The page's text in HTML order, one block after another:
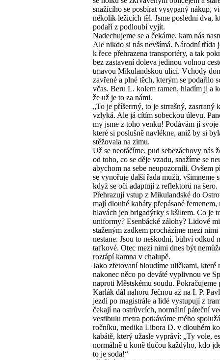
snažícího se posbírat vysypaný nákup,
několik ležících těl. Jsme poslední dva,
podaří z podloubí vyjít.
Nadechujeme se a čekáme, kam nás
Ale nikdo si nás nevšímá. Národní třída
k řece přehrazena transportéry, a tak
bez zastavení doleva jedinou volnou
tmavou Mikulandskou ulicí. Vchody
zavřené a plné těch, kterým se podařilo
včas. Beru L. kolem ramen, hladím ji a
že už je to za námi.
„To je příšerrný, to je strrašný, zasrraný
vzlyká. Ale já cítím sobeckou úlevu.
my jsme z toho venku! Podávám jí
které si poslušně navlékne, aniž by si
stěžovala na zimu.
Už se neotáčíme, pud sebezáchovy nás
od toho, co se děje vzadu, snažíme se
abychom na sebe neupozornili. Ovšem
se vynořuje další řada mužů, všimneme
když se oči adaptují z reflektorů na šero.
Přehrazují vstup z Mikulandské do
mají dlouhé kabáty přepásané řemenem,
hlavách jen brigadýrky s kšiltem. Co je
uniformy? Esenbácké zálohy? Lidové
staženým zadkem procházíme mezi nimi
nestane. Jsou to neškodní, bůhví odkud
taťkové. Otec mezi nimi dnes být
roztápí kamna v chalupě.
Jako zfetovaní bloudíme uličkami, které
nakonec něco po deváté vyplivnou ve
naproti Městskému soudu. Pokračujeme
Karlák dál nahoru Ječnou až na I. P.
jezdí po magistrále a lidé vystupují z
čekají na ostrůvcích, normální páteční
vestibulu metra potkáváme mého
ročníku, medika Libora D. v dlouhém
kabátě, který užasle vypráví: „Ty vole,
normálně u koně tlučou každýho, kdo
to je soda!“